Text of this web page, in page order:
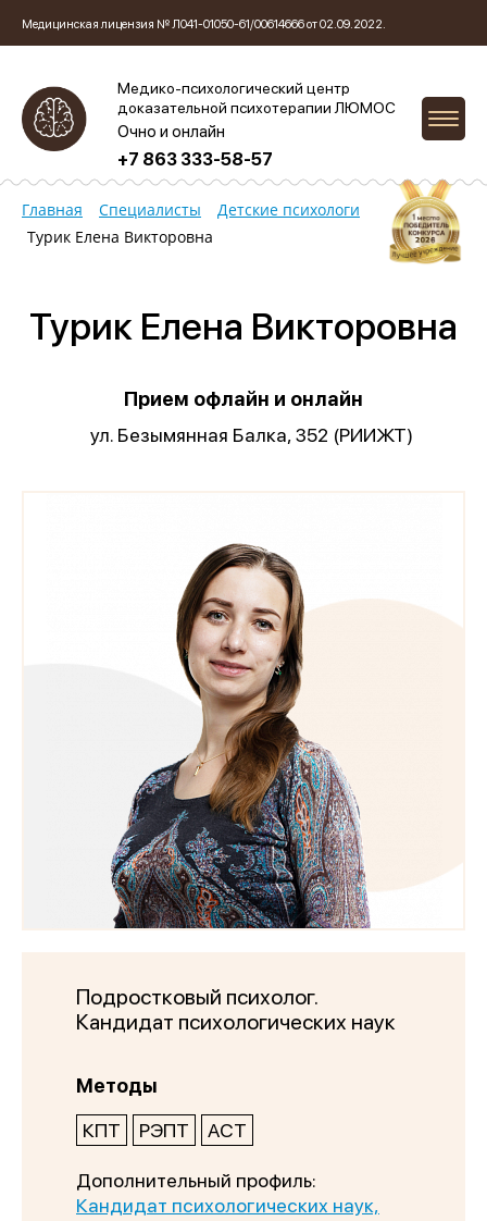
Медицинская лицензия № Л041-01050-61/00614666 от 02.09.2022.
Медико-психологический центр
доказательной психотерапии ЛЮМОС
Очно и онлайн
+7 863 333-58-57
Главная Специалисты
Детские психологи
Турик Елена Викторовна
Турик Елена Викторовна
Прием офлайн и онлайн
ул. Безымянная Балка, 352 (РИИЖТ)
Подростковый психолог.
Кандидат психологических наук
Методы
КПТ
РЭПТ ACТ
Дополнительный профиль:
Кандидат психологических наук,